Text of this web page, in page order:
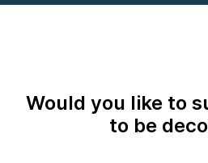
Would you like to
to be